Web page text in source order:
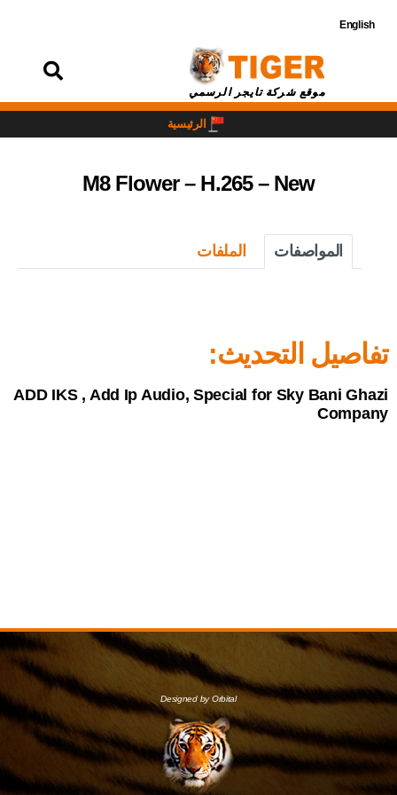
English
موقع شركة تايجر الرسمي
الرئيسية
M8 Flower – H.265 – New
المواصفات الملفات
تفاصيل التحديث:
ADD IKS , Add Ip Audio, Special for Sky Bani Ghazi
Company
Designed by Orbital